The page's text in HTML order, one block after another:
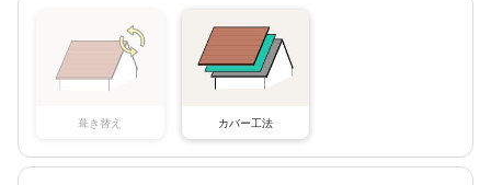
葺き替え カバー工法